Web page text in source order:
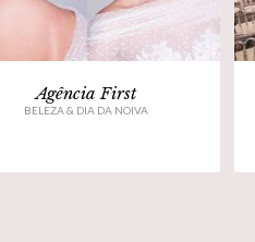
Agência First
BELEZA & DIA DA NOIVA